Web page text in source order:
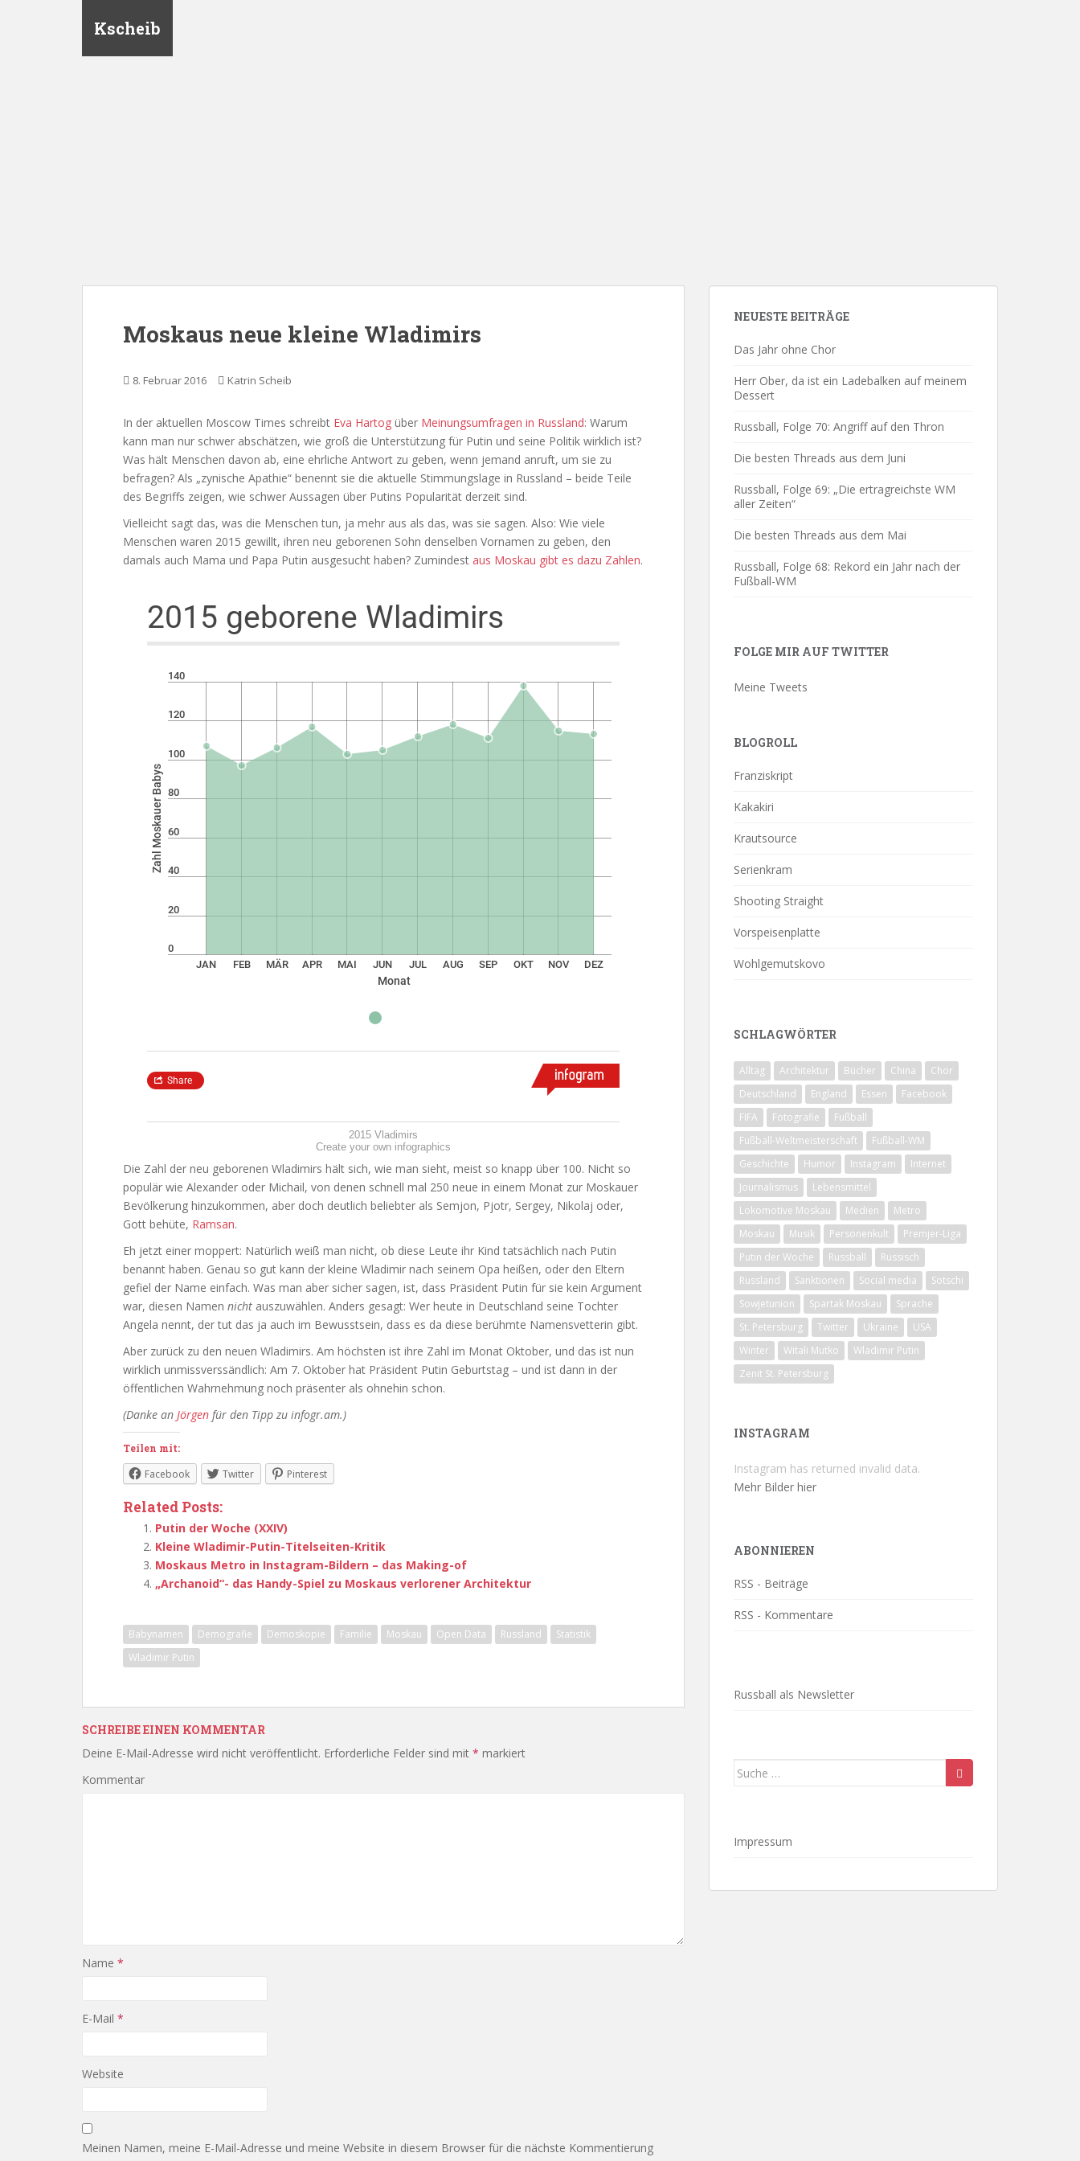
Kscheib
Moskaus neue kleine Wladimirs
8. Februar 2016 Katrin Scheib
In der aktuellen Moscow Times schreibt Eva Hartog über Meinungsumfragen in Russland: Warum
kann man nur schwer abschätzen, wie groß die Unterstützung für Putin und seine Politik wirklich ist?
Was hält Menschen davon ab, eine ehrliche Antwort zu geben, wenn jemand anruft, um sie zu
befragen? Als „zynische Apathie“ benennt sie die aktuelle Stimmungslage in Russland – beide Teile
des Begriffs zeigen, wie schwer Aussagen über Putins Popularität derzeit sind.
Vielleicht sagt das, was die Menschen tun, ja mehr aus als das, was sie sagen. Also: Wie viele
Menschen waren 2015 gewillt, ihren neu geborenen Sohn denselben Vornamen zu geben, den
damals auch Mama und Papa Putin ausgesucht haben? Zumindest aus Moskau gibt es dazu Zahlen.
2015 Vladimirs
Create your own infographics
Die Zahl der neu geborenen Wladimirs hält sich, wie man sieht, meist so knapp über 100. Nicht so
populär wie Alexander oder Michail, von denen schnell mal 250 neue in einem Monat zur Moskauer
Bevölkerung hinzukommen, aber doch deutlich beliebter als Semjon, Pjotr, Sergey, Nikolaj oder,
Gott behüte, Ramsan.
Eh jetzt einer moppert: Natürlich weiß man nicht, ob diese Leute ihr Kind tatsächlich nach Putin
benannt haben. Genau so gut kann der kleine Wladimir nach seinem Opa heißen, oder den Eltern
gefiel der Name einfach. Was man aber sicher sagen, ist, dass Präsident Putin für sie kein Argument
war, diesen Namen nicht auszuwählen. Anders gesagt: Wer heute in Deutschland seine Tochter
Angela nennt, der tut das ja auch im Bewusstsein, dass es da diese berühmte Namensvetterin gibt.
Aber zurück zu den neuen Wladimirs. Am höchsten ist ihre Zahl im Monat Oktober, und das ist nun
wirklich unmissverssändlich: Am 7. Oktober hat Präsident Putin Geburtstag – und ist dann in der
öffentlichen Wahrnehmung noch präsenter als ohnehin schon.
(Danke an Jörgen für den Tipp zu infogr.am.)
Teilen mit:
Facebook Twitter Pinterest
Related Posts:
Putin der Woche (XXIV)
Kleine Wladimir-Putin-Titelseiten-Kritik
Moskaus Metro in Instagram-Bildern – das Making-of
„Archanoid“- das Handy-Spiel zu Moskaus verlorener Architektur
Babynamen Demografie Demoskopie Familie Moskau Open Data Russland
Statistik
Wladimir Putin
SCHREIBE EINEN KOMMENTAR
Deine E-Mail-Adresse wird nicht veröffentlicht. Erforderliche Felder sind mit * markiert
Kommentar
Name *
E-Mail *
Website
Meinen Namen, meine E-Mail-Adresse und meine Website in diesem Browser für die nächste Kommentierung
NEUESTE BEITRÄGE
Das Jahr ohne Chor
Herr Ober, da ist ein Ladebalken auf meinem
Dessert
Russball, Folge 70: Angriff auf den Thron
Die besten Threads aus dem Juni
Russball, Folge 69: „Die ertragreichste WM
aller Zeiten“
Die besten Threads aus dem Mai
Russball, Folge 68: Rekord ein Jahr nach der
Fußball-WM
FOLGE MIR AUF TWITTER
Meine Tweets
BLOGROLL
Franziskript
Kakakiri
Krautsource
Serienkram
Shooting Straight
Vorspeisenplatte
Wohlgemutskovo
SCHLAGWÖRTER
Alltag Architektur Bücher China
Chor
Deutschland
England Essen
Facebook
FIFA
Fotografie
Fußball
Fußball-Weltmeisterschaft
Fußball-WM
Geschichte
Humor Instagram
Internet
Journalismus
Lebensmittel
Lokomotive Moskau
Medien
Metro
Moskau
Musik Personenkult
Premjer-Liga
Putin der Woche
Russball
Russisch
Russland
Sanktionen Social media
Sotschi
Sowjetunion
Spartak Moskau
Sprache
St. Petersburg
Twitter Ukraine
USA
Winter
Witali Mutko
Wladimir Putin
Zenit St. Petersburg
INSTAGRAM
Instagram has returned invalid data.
Mehr Bilder hier
ABONNIEREN
RSS - Beiträge
RSS - Kommentare
Russball als Newsletter
Suche
Impressum